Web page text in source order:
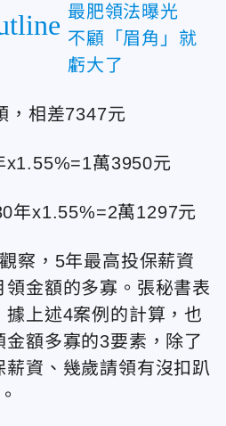
最肥領法曝光
不顧「眉角」就
虧大了
，相差7347元
x1.55%=1萬3950元
年x1.55%=2萬1297元
察，5年最高投保薪資
金額的多寡。張秘書表
上述4案例的計算，也
額多寡的3要素，除了
資、幾歲請領有沒扣趴